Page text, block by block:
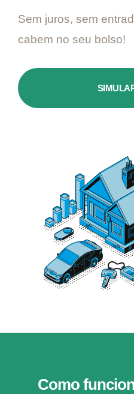
Sem juros, sem
cabem no seu bolso!
Como